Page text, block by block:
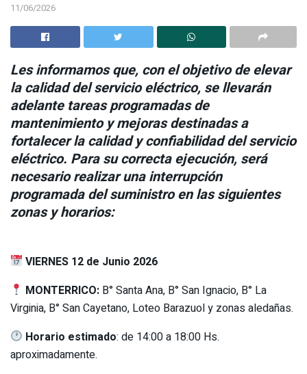
11/06/2026
Les informamos que, con el objetivo de elevar
la calidad del servicio eléctrico, se llevarán
adelante tareas programadas de
mantenimiento y mejoras destinadas a
fortalecer la calidad y confiabilidad del servicio
eléctrico. Para su correcta ejecución, será
necesario realizar una interrupción
programada del suministro en las siguientes
zonas y horarios:
VIERNES 12 de Junio 2026
MONTERRICO: B° Santa Ana, B° San Ignacio, B° La
Virginia, B° San Cayetano, Loteo Barazuol y zonas aledañas.
Horario estimado: de 14:00 a 18:00 Hs.
aproximadamente.